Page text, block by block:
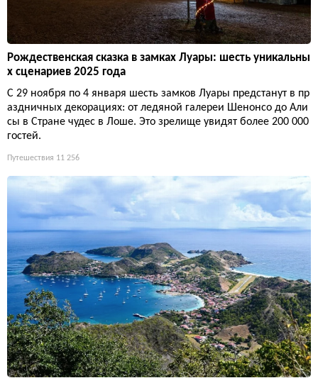
Рождественская сказка в замках Луары: шесть уникальны
х сценариев 2025 года
С 29 ноября по 4 января шесть замков Луары предстанут в пр
аздничных декорациях: от ледяной галереи Шенонсо до Али
сы в Стране чудес в Лоше. Это зрелище увидят более 200 000
гостей.
Путешествия 11 256